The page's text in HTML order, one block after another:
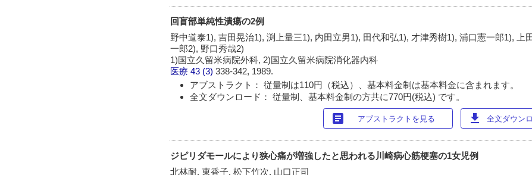
回盲部単純性潰瘍の2例
野中道泰1), 吉田晃治1), 渕上量三1), 内田立男1), 田代和弘1), 才津秀樹1), 浦口憲一郎1), 上
一郎2), 野口秀哉2)
1)国立久留米病院外科, 2)国立久留米病院消化器内科
医療 43 (3)338-342, 1989.
アブストラクト： 従量制は110円（税込）、基本料金制は基本料金に含まれます。
全文ダウンロード： 従量制、基本料金制の方共に770円(税込) です。
article アブストラクトを見る download 全文ダウン
ジピリダモールにより狭心痛が増強したと思われる川崎病心筋梗塞の1女児例
北林耐, 東香子, 松下竹次, 山口正司